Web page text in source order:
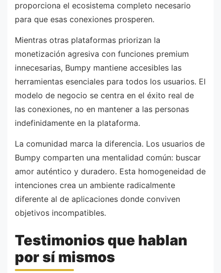
proporciona el ecosistema completo necesario
para que esas conexiones prosperen.
Mientras otras plataformas priorizan la
monetización agresiva con funciones premium
innecesarias, Bumpy mantiene accesibles las
herramientas esenciales para todos los usuarios. El
modelo de negocio se centra en el éxito real de
las conexiones, no en mantener a las personas
indefinidamente en la plataforma.
La comunidad marca la diferencia. Los usuarios de
Bumpy comparten una mentalidad común: buscar
amor auténtico y duradero. Esta homogeneidad de
intenciones crea un ambiente radicalmente
diferente al de aplicaciones donde conviven
objetivos incompatibles.
Testimonios que hablan
por sí mismos